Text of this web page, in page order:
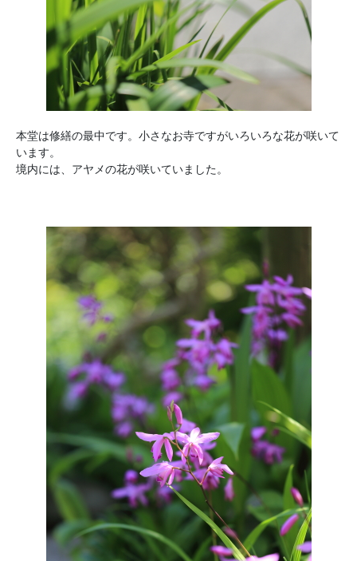
本堂は修繕の最中です。小さなお寺ですがいろいろな花が咲いて
います。
境内には、アヤメの花が咲いていました。